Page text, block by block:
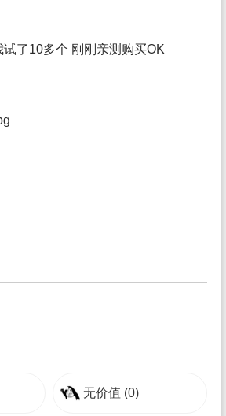
了10多个 刚刚亲测购买OK
无价值 (0)